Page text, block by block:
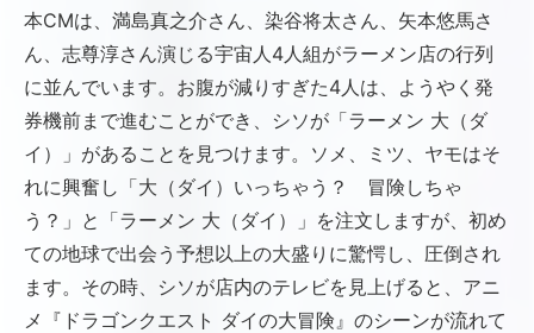
本CMは、満島真之介さん、染谷将太さん、矢本悠馬さ
ん、志尊淳さん演じる宇宙人4人組がラーメン店の行列
に並んでいます。お腹が減りすぎた4人は、ようやく発
券機前まで進むことができ、シソが「ラーメン 大（ダ
イ）」があることを見つけます。ソメ、ミツ、ヤモはそ
れに興奮し「大（ダイ）いっちゃう？ 冒険しちゃ
う？」と「ラーメン 大（ダイ）」を注文しますが、初め
ての地球で出会う予想以上の大盛りに驚愕し、圧倒され
ます。その時、シソが店内のテレビを見上げると、アニ
メ『ドラゴンクエスト ダイの大冒険』のシーンが流れて